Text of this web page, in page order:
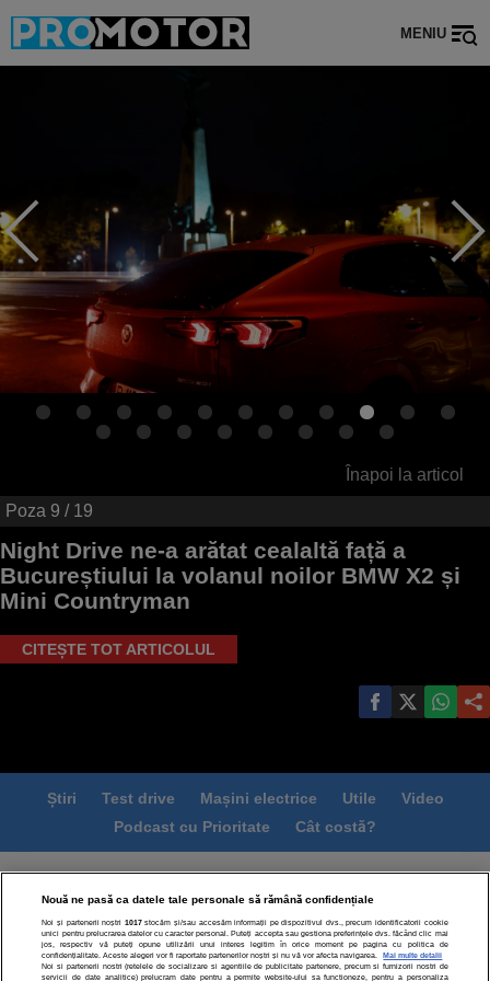
MENIU
Înapoi la articol
Poza 9 / 19
Night Drive ne-a arătat cealaltă față a
Bucureștiului la volanul noilor BMW X2 și
Mini Countryman
CITEȘTE TOT ARTICOLUL
Știri Test drive Mașini electrice Utile
Video
Podcast cu Prioritate
Cât costă?
Termeni si conditii
Politica de confidentialitate
Politica de cookies
Echipa editorială
Modifică Setările
Nouă ne pasă ca datele tale personale să rămână confidențiale
Noi și partenerii noștri 1017stocăm și/sau accesăm informații pe dispozitivul dvs., precum identificatorii cookie
unici pentru prelucrarea datelor cu caracter personal. Puteți accepta sau gestiona preferințele dvs. făcând clic mai
jos, respectiv vă puteți opune utilizării unui interes legitim în orice moment pe pagina cu politica de
confidențialitate. Aceste alegeri vor fi raportate partenerilor noștri și nu vă vor afecta navigarea.
Mai multe detalii
Noi si partenerii nostri (retelele de socializare si agentiile de publicitate partenere, precum si furnizorii nostri de
servicii de date analitice) prelucram date pentru a permite website-ului sa functioneze, pentru a personaliza